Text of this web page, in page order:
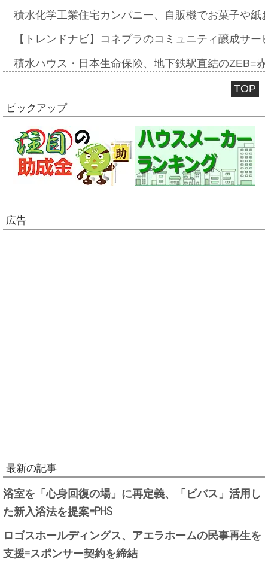
積水化学工業住宅カンパニー、自販機でお菓子や
【トレンドナビ】コネプラのコミュニティ醸成サ
積水ハウス・日本生命保険、地下鉄駅直結のZEB=
TOP
ピックアップ
広告
最新の記事
浴室を「心身回復の場」に再定義、「ビバス」活用し
た新入浴法を提案=PHS
ロゴスホールディングス、アエラホームの民事再生を
支援=スポンサー契約を締結